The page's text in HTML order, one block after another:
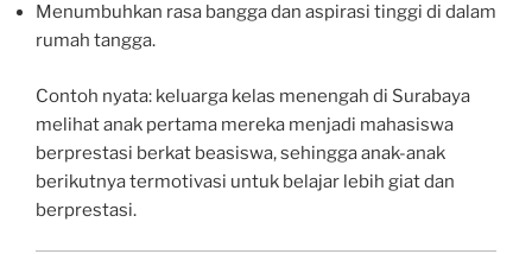
Menumbuhkan rasa bangga dan aspirasi tinggi di dalam
rumah tangga.
Contoh nyata: keluarga kelas menengah di Surabaya
melihat anak pertama mereka menjadi mahasiswa
berprestasi berkat beasiswa, sehingga anak-anak
berikutnya termotivasi untuk belajar lebih giat dan
berprestasi.